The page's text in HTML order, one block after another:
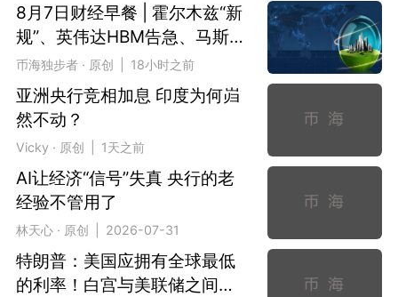
8月7日财经早餐 | 霍尔木兹“新
规”、英伟达HBM告急、马斯
克下场造芯
币海独步者 · 原创 | 18小时之前
亚洲央行竞相加息 印度为何岿
然不动？
Vicky · 原创 | 1天之前
AI让经济“信号”失真 央行的老
经验不管用了
林天心 · 原创 | 2026-07-31
特朗普：美国应拥有全球最低
的利率！白宫与美联储之间的